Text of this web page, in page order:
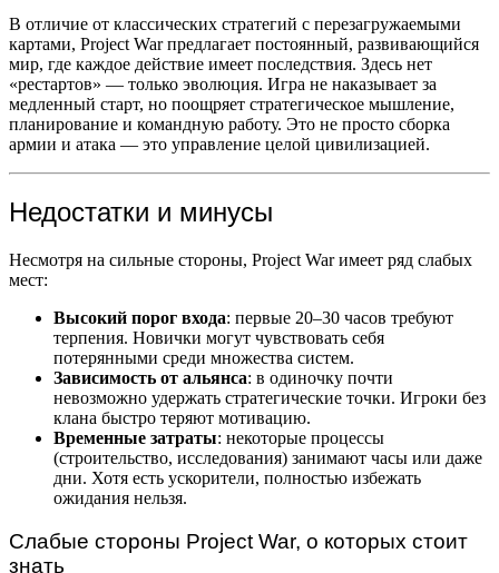
В отличие от классических стратегий с перезагружаемыми
картами, Project War предлагает постоянный, развивающийся
мир, где каждое действие имеет последствия. Здесь нет
«рестартов» — только эволюция. Игра не наказывает за
медленный старт, но поощряет стратегическое мышление,
планирование и командную работу. Это не просто сборка
армии и атака — это управление целой цивилизацией.
Недостатки и минусы
Несмотря на сильные стороны, Project War имеет ряд слабых
мест:
Высокий порог входа: первые 20–30 часов требуют
терпения. Новички могут чувствовать себя
потерянными среди множества систем.
Зависимость от альянса: в одиночку почти
невозможно удержать стратегические точки. Игроки без
клана быстро теряют мотивацию.
Временные затраты: некоторые процессы
(строительство, исследования) занимают часы или даже
дни. Хотя есть ускорители, полностью избежать
ожидания нельзя.
Слабые стороны Project War, о которых стоит
знать